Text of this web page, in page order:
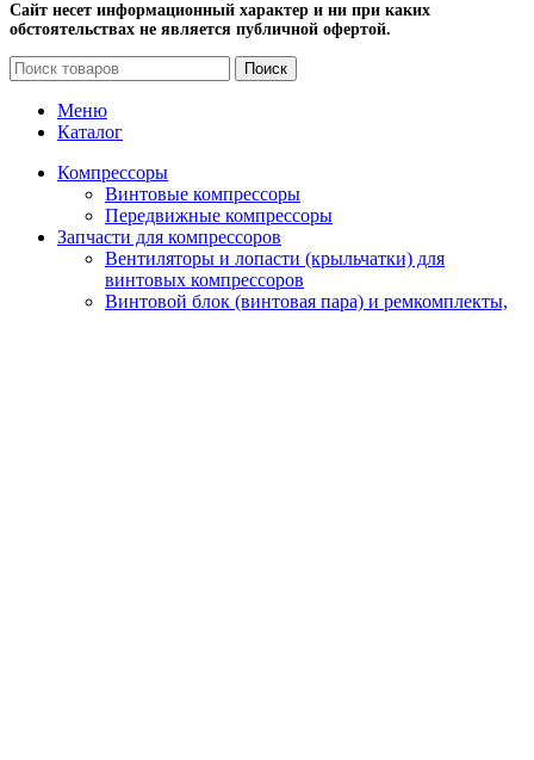
Сайт несет информационный характер и ни при каких
обстоятельствах не является публичной офертой.
Поиск
Меню
Каталог
Компрессоры
Винтовые компрессоры
Передвижные компрессоры
Запчасти для компрессоров
Вентиляторы и лопасти (крыльчатки) для
винтовых компрессоров
Винтовой блок (винтовая пара) и ремкомплекты,